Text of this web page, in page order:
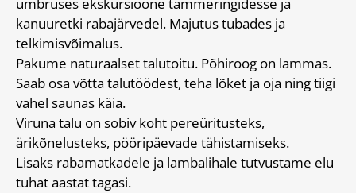
ümbruses ekskursioone tammeringidesse ja
kanuuretki rabajärvedel. Majutus tubades ja
telkimisvõimalus.
Pakume naturaalset talutoitu. Põhiroog on lammas.
Saab osa võtta talutöödest, teha lõket ja oja ning tiigi
vahel saunas käia.
Viruna talu on sobiv koht pereüritusteks,
ärikõnelusteks, pööripäevade tähistamiseks.
Lisaks rabamatkadele ja lambalihale tutvustame elu
tuhat aastat tagasi.